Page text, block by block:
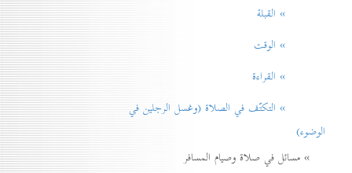
» القبلة
» الوقت
» القراءة
» التكتّف في الصلاة (وغسل الرجلين في
الوضوء)
» مسائل في صلاة وصيام المسافر